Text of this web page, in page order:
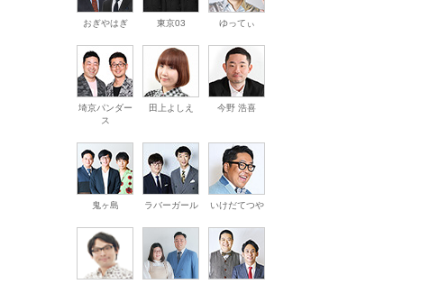
おぎやはぎ 東京03 ゆってぃ
埼京パンダー
ス
田上よしえ 今野 浩喜
鬼ヶ島 ラバーガール いけだてつや